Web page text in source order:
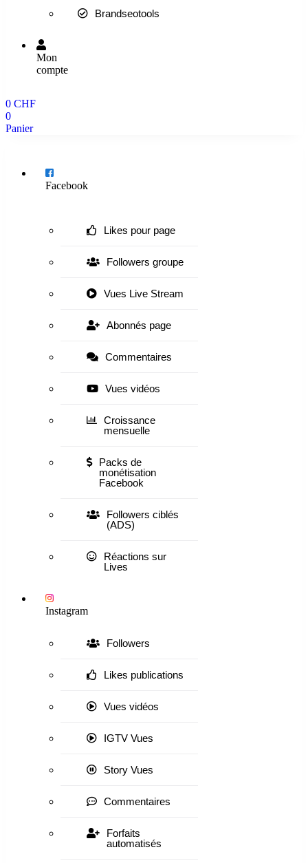
Brandseotools
Mon
compte
0 CHF
0
Panier
Facebook
Likes pour page
Followers groupe
Vues Live Stream
Abonnés page
Commentaires
Vues vidéos
Croissance
mensuelle
Packs de
monétisation
Facebook
Followers ciblés
(ADS)
Réactions sur
Lives
Instagram
Followers
Likes publications
Vues vidéos
IGTV Vues
Story Vues
Commentaires
Forfaits
automatisés